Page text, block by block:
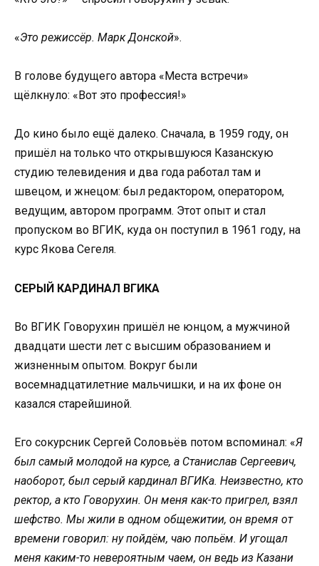
«Это режиссёр. Марк Донской».
В голове будущего автора «Места встречи»
щёлкнуло: «Вот это профессия!»
До кино было ещё далеко. Сначала, в 1959 году, он
пришёл на только что открывшуюся Казанскую
студию телевидения и два года работал там и
швецом, и жнецом: был редактором, оператором,
ведущим, автором программ. Этот опыт и стал
пропуском во ВГИК, куда он поступил в 1961 году, на
курс Якова Сегеля.
СЕРЫЙ КАРДИНАЛ ВГИКА
Во ВГИК Говорухин пришёл не юнцом, а мужчиной
двадцати шести лет с высшим образованием и
жизненным опытом. Вокруг были
восемнадцатилетние мальчишки, и на их фоне он
казался старейшиной.
Его сокурсник Сергей Соловьёв потом вспоминал: «Я
был самый молодой на курсе, а Станислав Сергеевич,
наоборот, был серый кардинал ВГИКа. Неизвестно, кто
ректор, а кто Говорухин. Он меня как-то пригрел, взял
шефство. Мы жили в одном общежитии, он время от
времени говорил: ну пойдём, чаю попьём. И угощал
меня каким-то невероятным чаем, он ведь из Казани